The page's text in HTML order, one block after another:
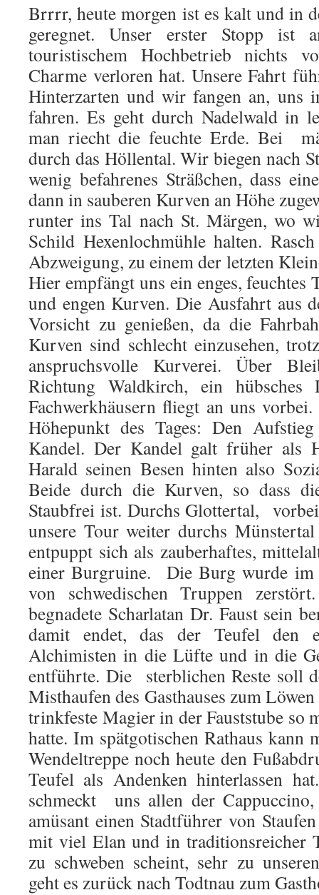
Brrrr, heute morgen ist es kalt und in
geregnet. Unser erster Stopp ist
touristischem Hochbetrieb nichts
Charme verloren hat. Unsere Fahrt
Hinterzarten und wir fangen an, uns
fahren. Es geht durch Nadelwald in
man riecht die feuchte Erde. Bei
durch das Höllental. Wir biegen nach
wenig befahrenes Sträßchen, dass
dann in sauberen Kurven an Höhe
runter ins Tal nach St. Märgen, wo
Schild Hexenlochmühle halten.
Abzweigung, zu einem der letzten
Hier empfängt uns ein enges, feuchtes
und engen Kurven. Die Ausfahrt aus
Vorsicht zu genießen, da die
Kurven sind schlecht einzusehen,
anspruchsvolle Kurverei. Über
Richtung Waldkirch, ein hübsches
Fachwerkhäusern fliegt an uns
Höhepunkt des Tages: Den
Kandel. Der Kandel galt früher als
Harald seinen Besen hinten also
Beide durch die Kurven, so dass
Staubfrei ist. Durchs Glottertal,
unsere Tour weiter durchs
entpuppt sich als zauberhaftes,
einer Burgruine. Die Burg wurde
von schwedischen Truppen
begnadete Scharlatan Dr. Faust sein
damit endet, das der Teufel den
Alchimisten in die Lüfte und in die
entführte. Die sterblichen Reste soll
Misthaufen des Gasthauses zum
trinkfeste Magier in der Fauststube so
hatte. Im spätgotischen Rathaus kann
Wendeltreppe noch heute den
Teufel als Andenken hinterlassen
schmeckt uns allen der
amüsant einen Stadtführer von
mit viel Elan und in traditionsreicher
zu schweben scheint, sehr zu
geht es zurück nach Todtnau zum